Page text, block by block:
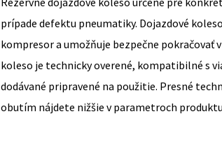
prípade defektu pneumatiky. Dojazdové
kompresor a umožňuje bezpečne pokračovať
koleso je technicky overené, kompatibilné s
dodávané pripravené na použitie. Presné
obutím nájdete nižšie v parametroch